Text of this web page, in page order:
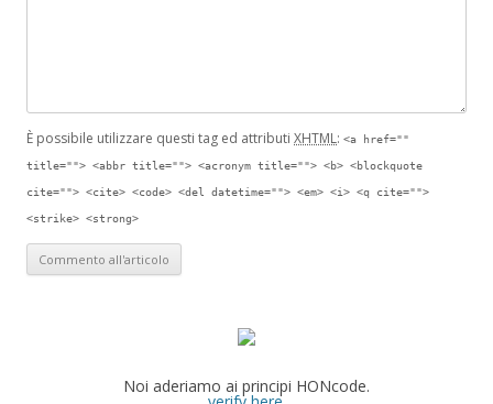
È possibile utilizzare questi tag ed attributi XHTML: <a href=""
title=""> <abbr title=""> <acronym title=""> <b> <blockquote
cite=""> <cite> <code> <del datetime=""> <em> <i> <q cite="">
<strike> <strong>
Noi aderiamo ai principi HONcode.